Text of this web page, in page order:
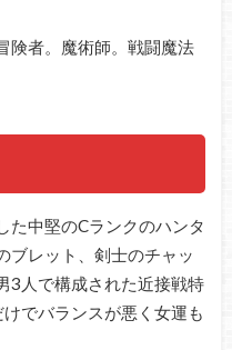
険者。魔術師。戦闘魔法
た中堅のCランクのハンタ
ブレット、剣士のチャッ
3人で構成された近接戦特
でバランスが悪く女運も